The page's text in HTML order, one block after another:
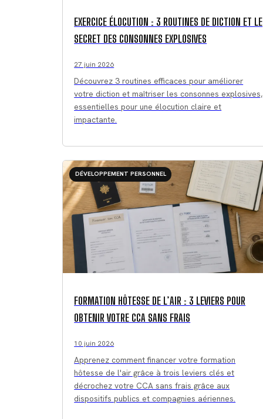
EXERCICE ÉLOCUTION : 3 ROUTINES DE DICTION ET LE
SECRET DES CONSONNES EXPLOSIVES
27 juin 2026
Découvrez 3 routines efficaces pour améliorer
votre diction et maîtriser les consonnes explosives,
essentielles pour une élocution claire et
impactante.
DÉVELOPPEMENT PERSONNEL
FORMATION HÔTESSE DE L’AIR : 3 LEVIERS POUR
OBTENIR VOTRE CCA SANS FRAIS
10 juin 2026
Apprenez comment financer votre formation
hôtesse de l'air grâce à trois leviers clés et
décrochez votre CCA sans frais grâce aux
dispositifs publics et compagnies aériennes.